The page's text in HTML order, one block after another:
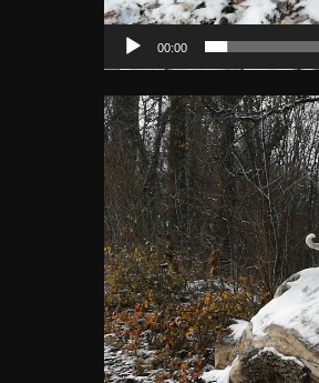
00:00
Video-
Player